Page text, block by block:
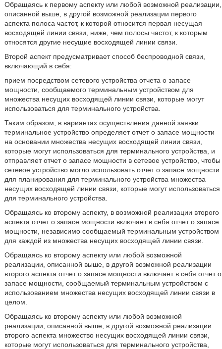
Обращаясь к первому аспекту или любой возможной реализации,
описанной выше, в другой возможной реализации первого
аспекта полоса частот, к которой относится первая несущая
восходящей линии связи, ниже, чем полосы частот, к которым
относятся другие несущие восходящей линии связи.
Второй аспект предусматривает способ беспроводной связи,
включающий в себя:
прием посредством сетевого устройства отчета о запасе
мощности, сообщаемого терминальным устройством для
множества несущих восходящей линии связи, которые могут
использоваться для терминального устройства.
Таким образом, в вариантах осуществления данной заявки
терминальное устройство определяет отчет о запасе мощности
на основании множества несущих восходящей линии связи,
которые могут использоваться для терминального устройства, и
отправляет отчет о запасе мощности в сетевое устройство, чтобы
сетевое устройство могло использовать отчет о запасе мощности
для планирования для терминального устройства множества
несущих восходящей линии связи, которые могут использоваться
для терминального устройства.
Обращаясь ко второму аспекту, в возможной реализации второго
аспекта отчет о запасе мощности включает в себя отчет о запасе
мощности, независимо сообщаемый терминальным устройством
для каждой из множества несущих восходящей линии связи.
Обращаясь ко второму аспекту или любой возможной
реализации, описанной выше, в другой возможной реализации
второго аспекта отчет о запасе мощности включает в себя отчет о
запасе мощности, сообщаемый терминальным устройством с
использованием множества несущих восходящей линии связи в
целом.
Обращаясь ко второму аспекту или любой возможной
реализации, описанной выше, в другой возможной реализации
второго аспекта множество несущих восходящей линии связи,
которые могут использоваться для терминального устройства,